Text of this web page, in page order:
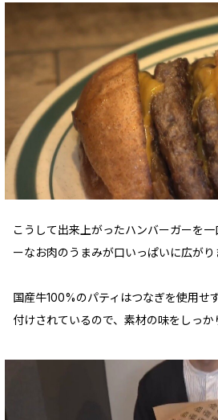
こうして出来上がったハンバーガーを
ーなお肉のうまみが口いっぱいに広がり
国産牛100%のパティはつなぎを使用せ
付けされているので、素材の味をしっ